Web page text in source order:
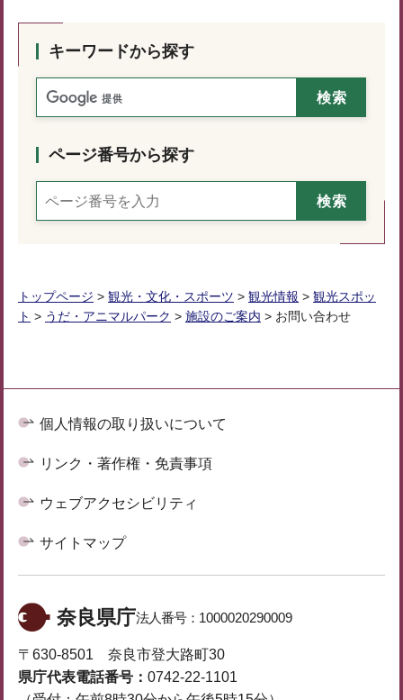
キーワードから探す
ページ番号から探す
トップページ > 観光・文化・スポーツ > 観光情報 > 観光スポッ
ト > うだ・アニマルパーク > 施設のご案内 > お問い合わせ
個人情報の取り扱いについて
リンク・著作権・免責事項
ウェブアクセシビリティ
サイトマップ
奈良県庁法人番号： 1000020290009
〒630-8501 奈良市登大路町30
県庁代表電話番号： 0742-22-1101